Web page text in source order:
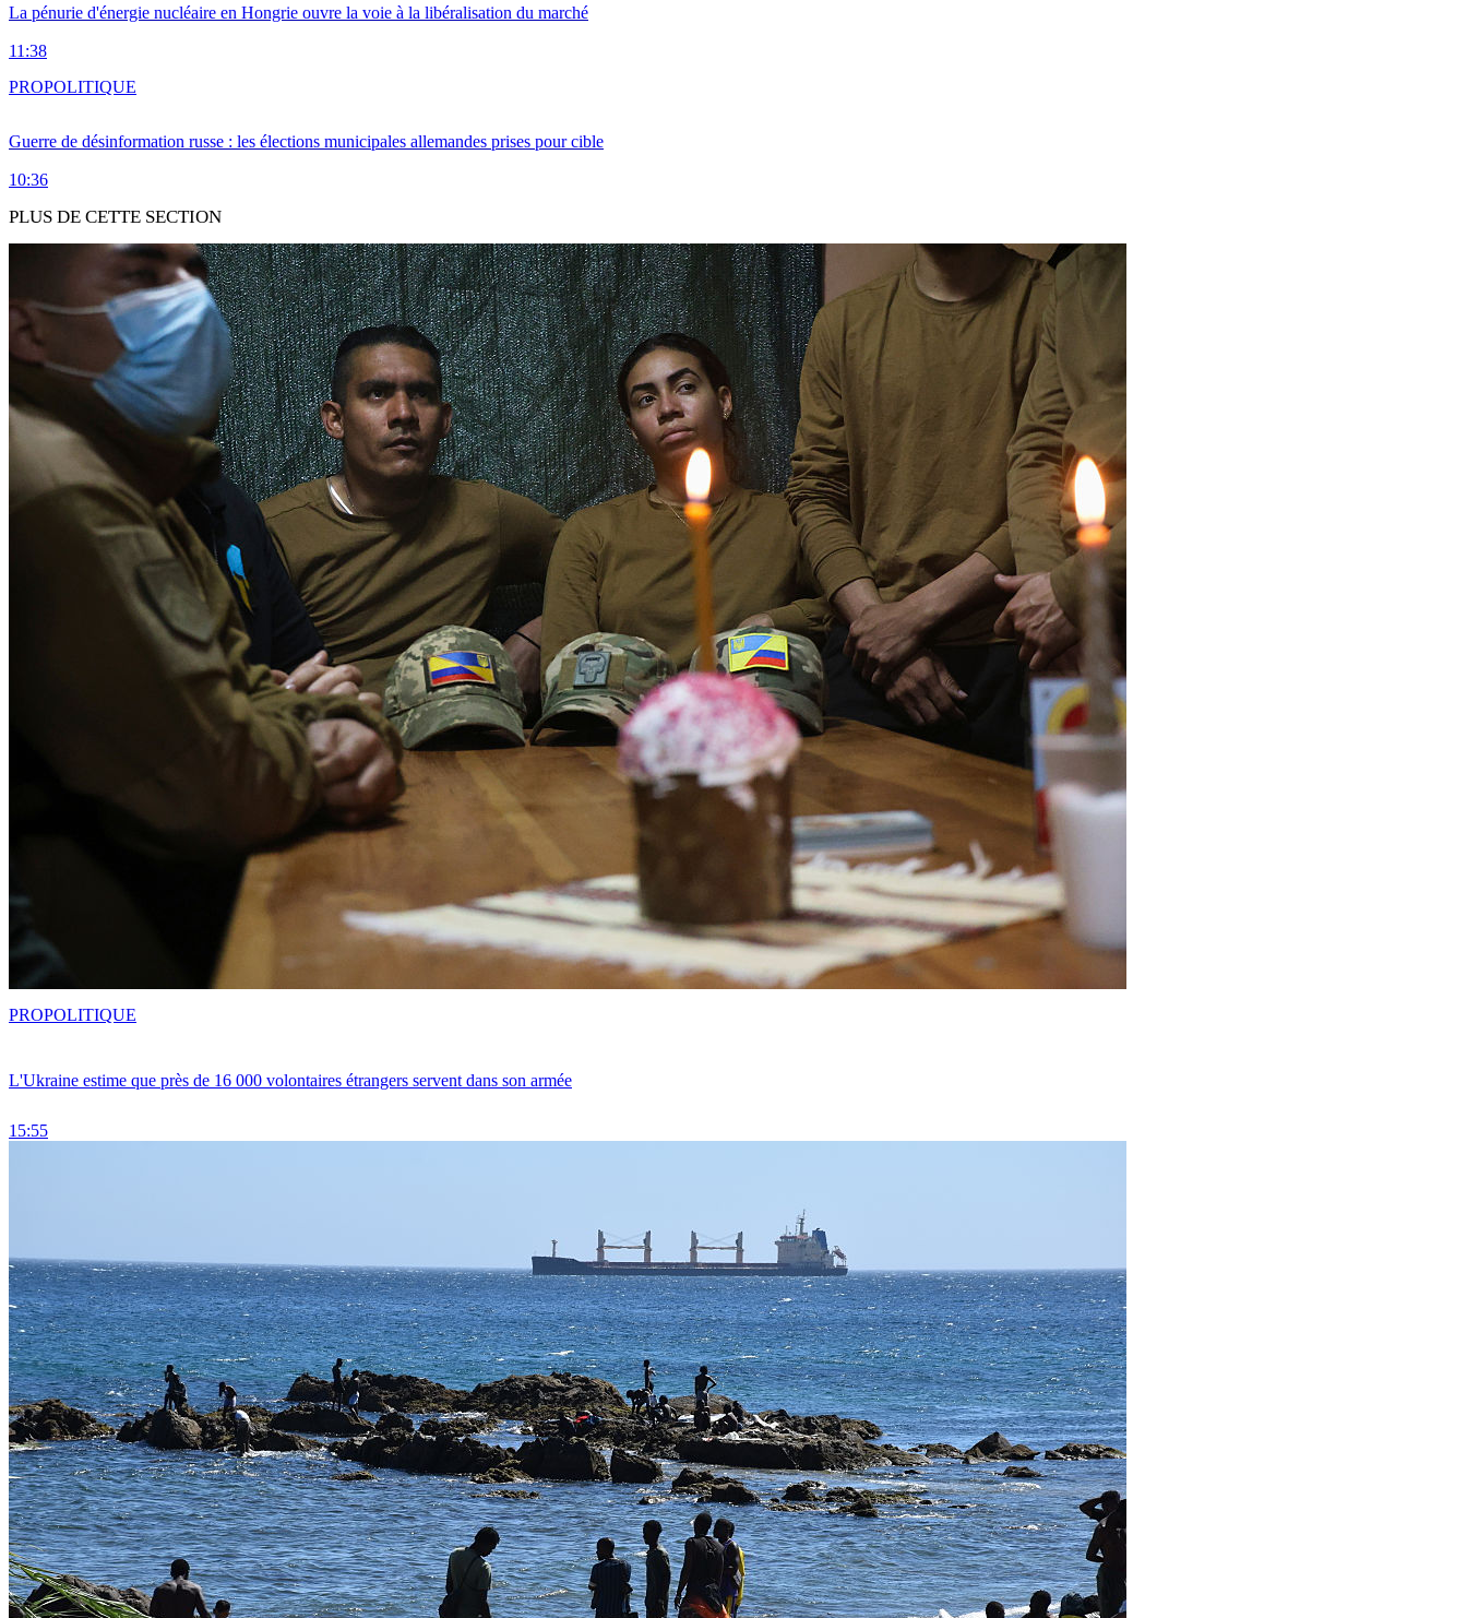
La pénurie d'énergie nucléaire en Hongrie ouvre la voie à la libéralisation du marché
11:38
Guerre de désinformation russe : les élections municipales allemandes prises pour cible
10:36
PROPOLITIQUE
PLUS DE CETTE SECTION
L'Ukraine estime que près de 16 000 volontaires étrangers servent dans son armée
15:55
PROPOLITIQUE